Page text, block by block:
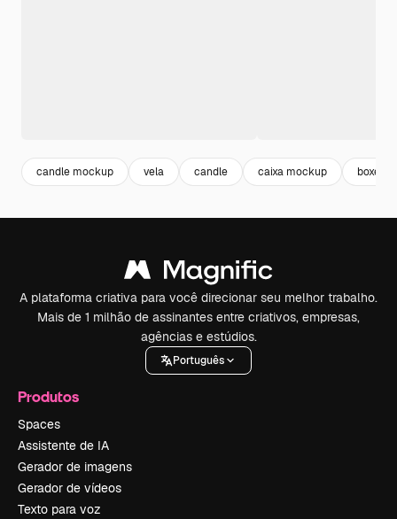
candle mockup vela candle caixa mockup boxes
A plataforma criativa para você direcionar seu melhor trabalho.
Mais de 1 milhão de assinantes entre criativos, empresas,
agências e estúdios.
Português
Produtos
Spaces
Assistente de IA
Gerador de imagens
Gerador de vídeos
Texto para voz